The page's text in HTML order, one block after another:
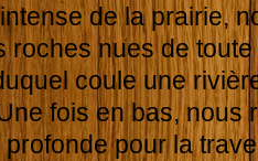
de la prairie,
roches nues de
coule une
fois en bas,
pour la